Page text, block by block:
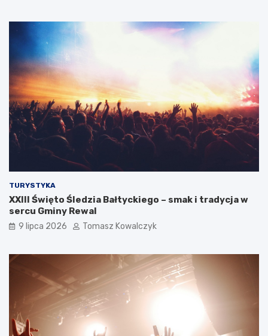
TURYSTYKA
XXIII Święto Śledzia Bałtyckiego – smak i tradycja w
sercu Gminy Rewal
9 lipca 2026 Tomasz Kowalczyk